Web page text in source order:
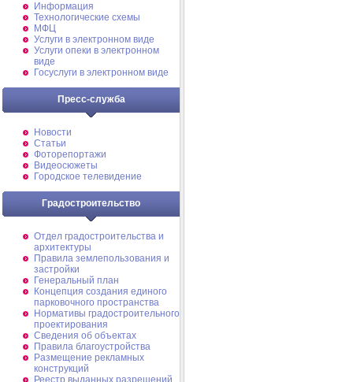
Информация
Технологические схемы
МФЦ
Услуги в электронном виде
Услуги опеки в электронном
виде
Госуслуги в электронном виде
Пресс-служба
Новости
Статьи
Фоторепортажи
Видеосюжеты
Городское телевидение
Градостроительство
Отдел градостроительства и
архитектуры
Правила землепользования и
застройки
Генеральный план
Концепция создания единого
парковочного пространства
Нормативы градостроительного
проектирования
Сведения об объектах
Правила благоустройства
Размещение рекламных
конструкций
Реестр выданных разрешений